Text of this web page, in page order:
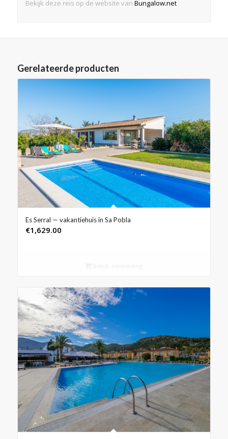
Bekijk deze reis op de website van Bungalow.net
Gerelateerde producten
Es Serral — vakantiehuis in Sa Pobla
€1,629.00